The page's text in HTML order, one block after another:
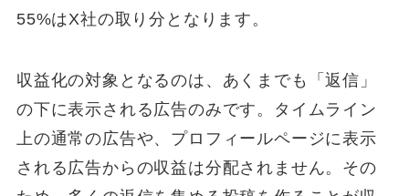
55%はX社の取り分となります。
収益化の対象となるのは、あくまでも「返信」
の下に表示される広告のみです。タイムライン
上の通常の広告や、プロフィールページに表示
される広告からの収益は分配されません。その